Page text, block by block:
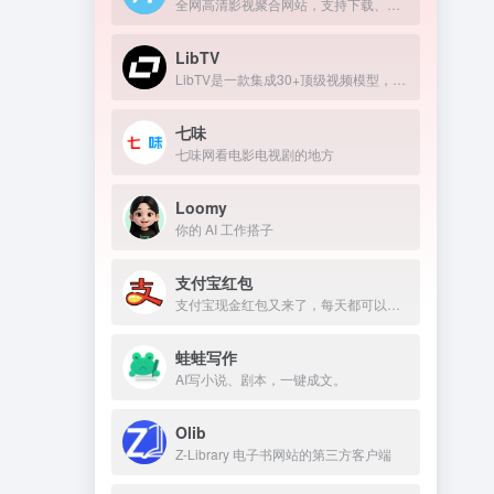
LibTV
七味
七味网看电影电视剧的地方
Loomy
你的 AI 工作搭子
支付宝红包
蛙蛙写作
AI写小说、剧本，一键成文。
Olib
Z-Library 电子书网站的第三方客户端